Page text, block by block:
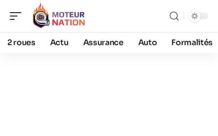
2 roues Actu Assurance Auto Formalités